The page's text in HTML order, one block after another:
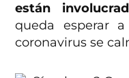
están
queda esperar
coronavirus se